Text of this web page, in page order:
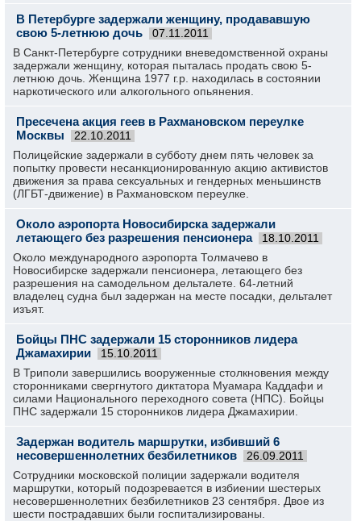
В Петербурге задержали женщину, продававшую
свою 5-летнюю дочь
07.11.2011
В Санкт-Петербурге сотрудники вневедомственной охраны
задержали женщину, которая пыталась продать свою 5-
летнюю дочь. Женщина 1977 г.р. находилась в состоянии
наркотического или алкогольного опьянения.
Пресечена акция геев в Рахмановском переулке
Москвы
22.10.2011
Полицейские задержали в субботу днем пять человек за
попытку провести несанкционированную акцию активистов
движения за права сексуальных и гендерных меньшинств
(ЛГБТ-движение) в Рахмановском переулке.
Около аэропорта Новосибирска задержали
летающего без разрешения пенсионера
18.10.2011
Около международного аэропорта Толмачево в
Новосибирске задержали пенсионера, летающего без
разрешения на самодельном дельталете. 64-летний
владелец судна был задержан на месте посадки, дельталет
изъят.
Бойцы ПНС задержали 15 сторонников лидера
Джамахирии
15.10.2011
В Триполи завершились вооруженные столкновения между
сторонниками свергнутого диктатора Муамара Каддафи и
силами Национального переходного совета (НПС). Бойцы
ПНС задержали 15 сторонников лидера Джамахирии.
Задержан водитель маршрутки, избивший 6
несовершеннолетних безбилетников
26.09.2011
Сотрудники московской полиции задержали водителя
маршрутки, который подозревается в избиении шестерых
несовершеннолетних безбилетников 23 сентября. Двое из
шести пострадавших были госпитализированы.